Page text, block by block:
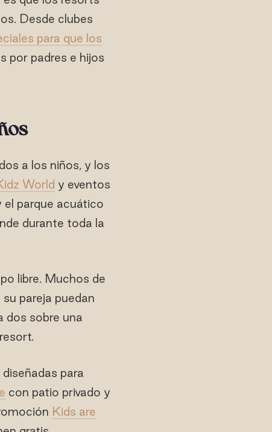
Desde clubes
para que los
por padres e hijos
a los niños, y los
World y eventos
el parque acuático
durante toda la
libre. Muchos de
pareja puedan
dos sobre una
para
con patio privado y
Kids are